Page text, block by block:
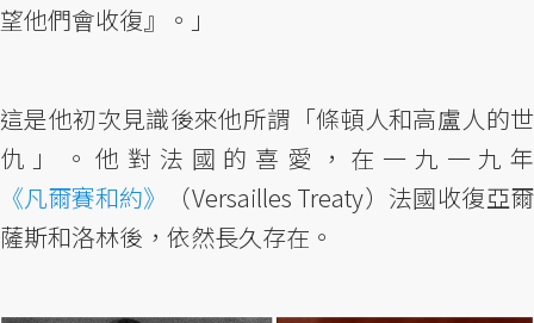
望他們會收復』。」
這是他初次見識後來他所謂「條頓人和高盧人的世
仇」。他對法國的喜愛，在一九一九年
《凡爾賽和約》
（Versailles Treaty）法國收復亞爾
薩斯和洛林後，依然長久存在。